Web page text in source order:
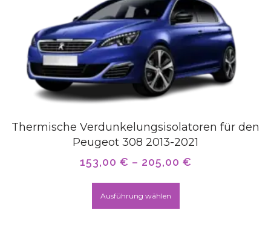
Thermische Verdunkelungsisolatoren für den
Peugeot 308 2013-2021
153,00 € – 205,00 €
Ausführung wählen